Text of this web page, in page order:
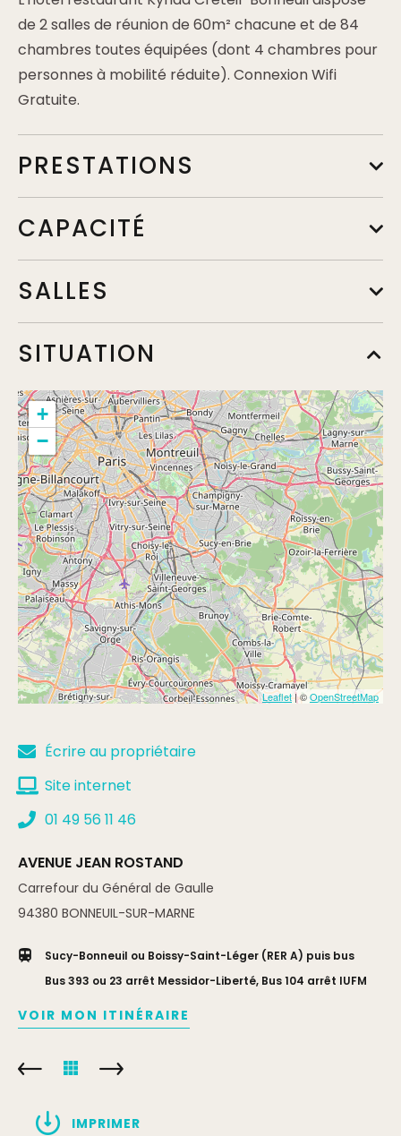
de 2 salles de réunion de 60m² chacune et de 84
chambres toutes équipées (dont 4 chambres pour
personnes à mobilité réduite). Connexion Wifi
Gratuite.
PRESTATIONS
CAPACITÉ
SALLES
SITUATION
+
−
Leaflet| ©OpenStreetMap
Écrire au propriétaire
Site internet
01 49 56 11 46
AVENUE JEAN ROSTAND
Carrefour du Général de Gaulle
94380 BONNEUIL-SUR-MARNE
Sucy-Bonneuil ou Boissy-Saint-Léger (RER A) puis bus
Bus 393 ou 23 arrêt Messidor-Liberté, Bus 104 arrêt IUFM
VOIR MON ITINÉRAIRE
IMPRIMER